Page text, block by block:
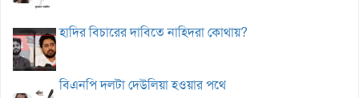
হাদির বিচারের দাবিতে নাহিদরা কোথায়?
বিএনপি দলটা দেউলিয়া হওয়ার পথে